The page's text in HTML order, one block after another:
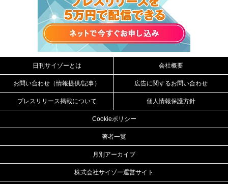
日刊サイゾーとは 会社概要
お問い合わせ（情報提供/記事） 広告に関するお問い合わせ
プレスリリース掲載について 個人情報保護方針
Cookieポリシー
著者一覧
月別アーカイブ
株式会社サイゾー運営サイト